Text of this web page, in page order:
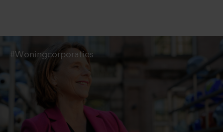
#Woningcorporaties